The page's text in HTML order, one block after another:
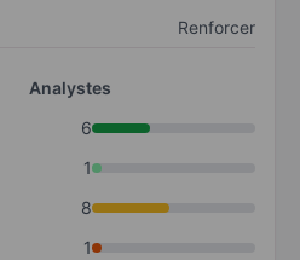
Renforcer
Analystes
6
1
8
1